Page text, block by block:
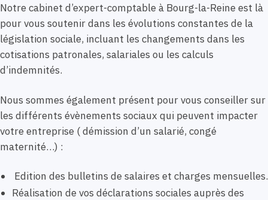
Notre cabinet d’expert-comptable à Bourg-la-Reine est là
pour vous soutenir dans les évolutions constantes de la
législation sociale, incluant les changements dans les
cotisations patronales, salariales ou les calculs
d’indemnités.
Nous sommes également présent pour vous conseiller sur
les différents évènements sociaux qui peuvent impacter
votre entreprise ( démission d’un salarié, congé
maternité…) :
Edition des bulletins de salaires et charges mensuelles.
Réalisation de vos déclarations sociales auprès des